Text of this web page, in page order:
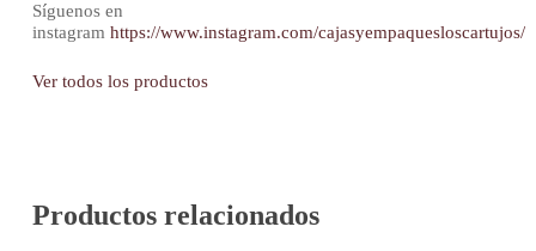
Síguenos en
instagram https://www.instagram.com/cajasyempaquesloscartujos/
Ver todos los productos
Productos relacionados